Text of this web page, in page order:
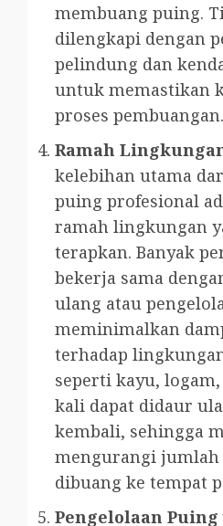
membuang puing.
dilengkapi dengan
pelindung dan
untuk memastikan
proses pembuangan.
Ramah
kelebihan utama
puing profesional
ramah lingkungan
terapkan. Banyak
bekerja sama
ulang atau
meminimalkan
terhadap
seperti kayu,
kali dapat didaur
kembali, sehingga
mengurangi jumlah
dibuang ke tempat
Pengelolaan